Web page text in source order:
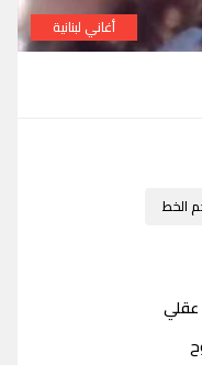
أغاني لبنانية
الخط